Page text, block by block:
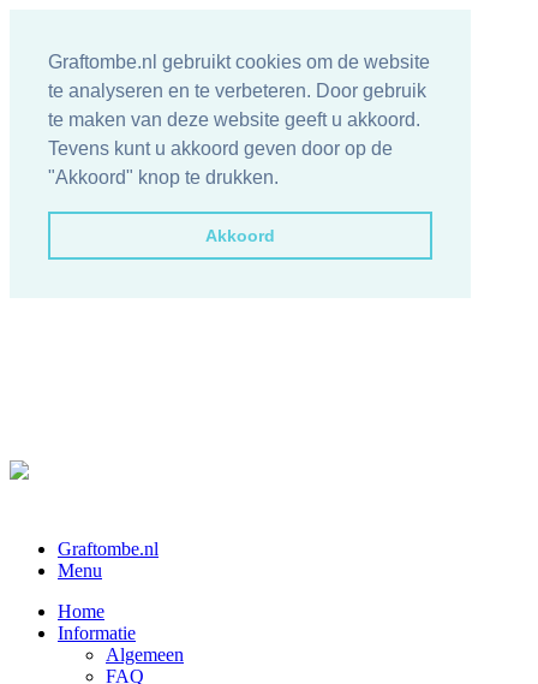
Graftombe.nl gebruikt cookies om de website
te analyseren en te verbeteren. Door gebruik
te maken van deze website geeft u akkoord.
Tevens kunt u akkoord geven door op de
"Akkoord" knop te drukken.
Akkoord
Graftombe.nl
Menu
Home
Informatie
Algemeen
FAQ